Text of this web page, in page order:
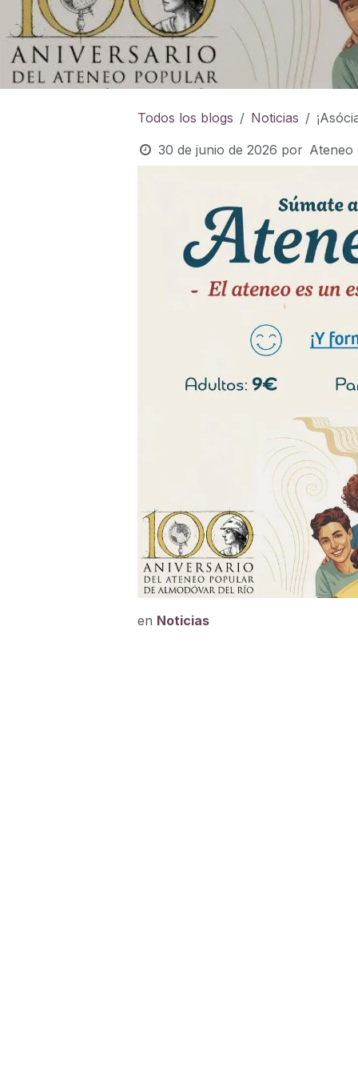
Todos los blogs Noticias
30 de junio de 2026 por Ateneo
en Noticias